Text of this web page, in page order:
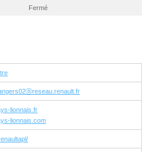
Fermé
lionnais.fr
lionnais.com